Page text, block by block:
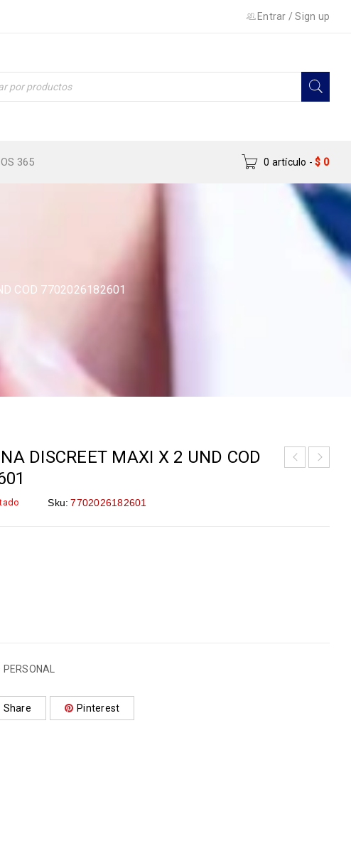
Entrar /Sign up
365 0 artículo - $ 0
COD 7702026182601
DISCREET MAXI X 2 UND COD
Sku: 7702026182601
Share Pinterest